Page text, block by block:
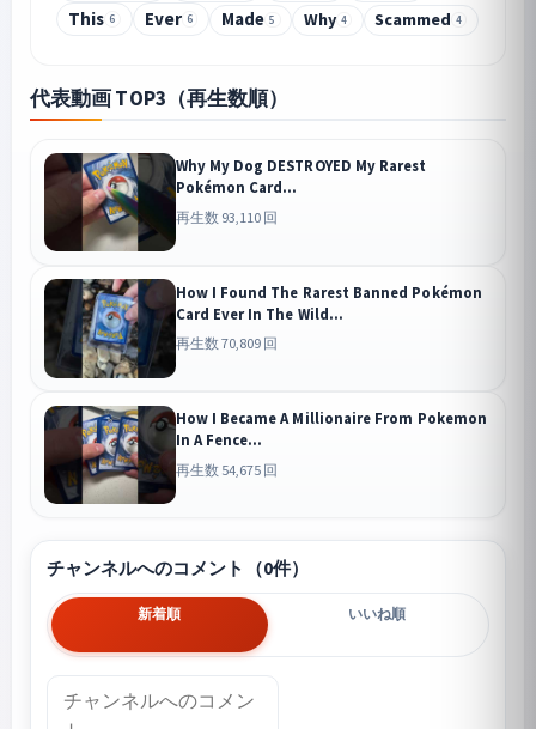
This 6 Ever 6 Made 5 Why 4 Scammed 4
代表動画 TOP3（再生数順）
Why My Dog DESTROYED My Rarest
Pokémon Card...
再生数 93,110 回
How I Found The Rarest Banned Pokémon
Card Ever In The Wild...
再生数 70,809 回
How I Became A Millionaire From Pokemon
In A Fence...
再生数 54,675 回
チャンネルへのコメント（0件）
新着順 いいね順